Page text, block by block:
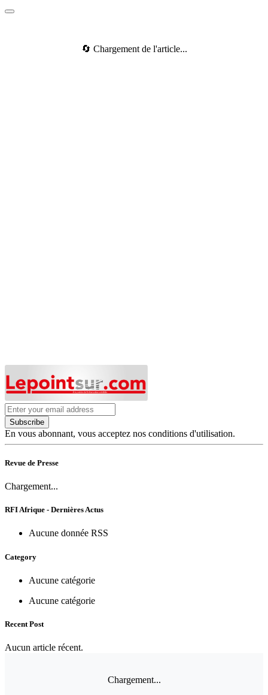
🔄 Chargement de l'article...
Subscribe
En vous abonnant, vous acceptez nos conditions d'utilisation.
Revue de Presse
Chargement...
RFI Afrique - Dernières Actus
Aucune donnée RSS
Category
Aucune catégorie
Aucune catégorie
Recent Post
Aucun article récent.
Chargement...